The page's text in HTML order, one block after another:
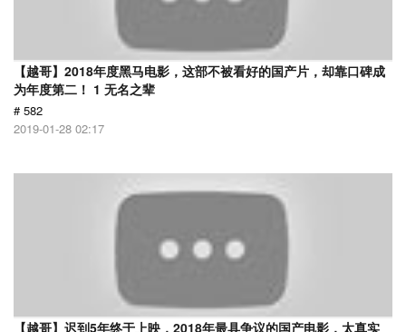
【越哥】2018年度黑马电影，这部不被看好的国产片，却靠口碑成
为年度第二！ 1 无名之辈
# 582
2019-01-28 02:17
【越哥】迟到5年终于上映，2018年最具争议的国产电影，太真实